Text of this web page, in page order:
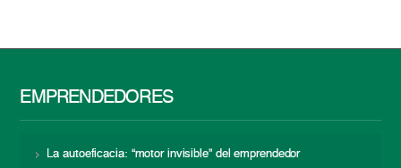
EMPRENDEDORES
La autoeficacia: “motor invisible” del emprendedor